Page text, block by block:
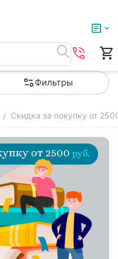
Фильтры
/ Скидка за покупку от